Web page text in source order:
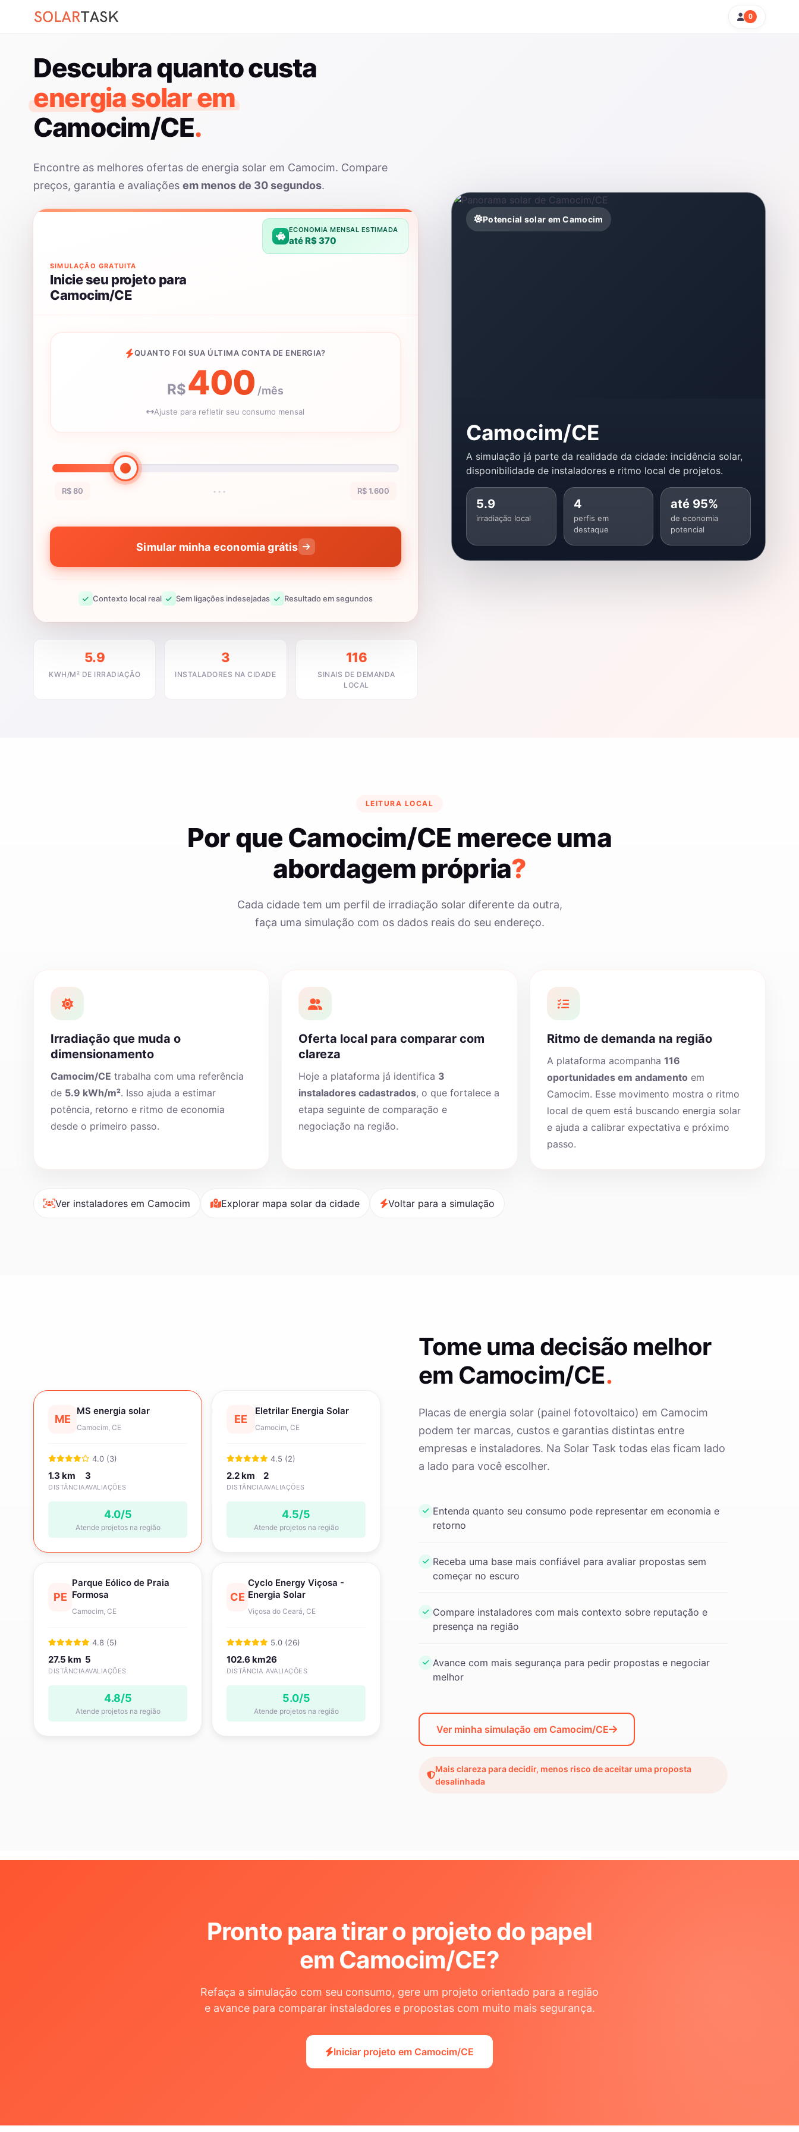
0
Descubra quanto custa
energia solar em
Camocim/CE.
Encontre as melhores ofertas de energia solar em Camocim. Compare
preços, garantia e avaliações em menos de 30 segundos.
ECONOMIA MENSAL ESTIMADA
até R$ 370
SIMULAÇÃO GRATUITA
Inicie seu projeto para
Camocim/CE
QUANTO FOI SUA ÚLTIMA CONTA DE ENERGIA?
R$400 /mês
Ajuste para refletir seu consumo mensal
R$ 80 ••• R$ 1.600
Simular minha economia grátis
Contexto local real Sem ligações indesejadas Resultado em segundos
5.9
KWH/M² DE IRRADIAÇÃO
3
INSTALADORES NA CIDADE
116
SINAIS DE DEMANDA
LOCAL
Potencial solar em Camocim
Camocim/CE
A simulação já parte da realidade da cidade: incidência solar,
disponibilidade de instaladores e ritmo local de projetos.
5.9
irradiação local
4
perfis em
destaque
até 95%
de economia
potencial
LEITURA LOCAL
Por que Camocim/CE merece uma
abordagem própria?
Cada cidade tem um perfil de irradiação solar diferente da outra,
faça uma simulação com os dados reais do seu endereço.
Irradiação que muda o
dimensionamento
Camocim/CE trabalha com uma referência
de 5.9 kWh/m². Isso ajuda a estimar
potência, retorno e ritmo de economia
desde o primeiro passo.
Oferta local para comparar com
clareza
Hoje a plataforma já identifica 3
instaladores cadastrados, o que fortalece a
etapa seguinte de comparação e
negociação na região.
Ritmo de demanda na região
A plataforma acompanha 116
oportunidades em andamento em
Camocim. Esse movimento mostra o ritmo
local de quem está buscando energia solar
e ajuda a calibrar expectativa e próximo
passo.
Ver instaladores em Camocim Explorar mapa solar da cidade Voltar para a simulação
ME
MS energia solar
Camocim, CE
4.0 (3)
1.3 km
DISTÂNCIA
3
AVALIAÇÕES
4.0/5
Atende projetos na região
EE
Eletrilar Energia Solar
Camocim, CE
4.5 (2)
2.2 km
DISTÂNCIA
2
AVALIAÇÕES
4.5/5
Atende projetos na região
PE
Parque Eólico de Praia
Formosa
Camocim, CE
4.8 (5)
27.5 km
DISTÂNCIA
5
AVALIAÇÕES
4.8/5
Atende projetos na região
CE
Cyclo Energy Viçosa -
Energia Solar
Viçosa do Ceará, CE
5.0 (26)
102.6 km
DISTÂNCIA
26
AVALIAÇÕES
5.0/5
Atende projetos na região
Tome uma decisão melhor
em Camocim/CE.
Placas de energia solar (painel fotovoltaico) em Camocim
podem ter marcas, custos e garantias distintas entre
empresas e instaladores. Na Solar Task todas elas ficam lado
a lado para você escolher.
Entenda quanto seu consumo pode representar em economia e
retorno
Receba uma base mais confiável para avaliar propostas sem
começar no escuro
Compare instaladores com mais contexto sobre reputação e
presença na região
Avance com mais segurança para pedir propostas e negociar
melhor
Ver minha simulação em Camocim/CE
Mais clareza para decidir, menos risco de aceitar uma proposta
desalinhada
Pronto para tirar o projeto do papel
em Camocim/CE?
Refaça a simulação com seu consumo, gere um projeto orientado para a região
e avance para comparar instaladores e propostas com muito mais segurança.
Iniciar projeto em Camocim/CE